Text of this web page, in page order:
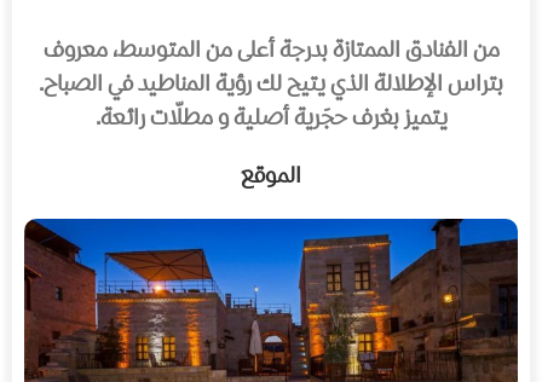
من الفنادق الممتازة بدرجة أعلى من المتوسط، معروف
بتراس الإطلالة الذي يتيح لك رؤية المناطيد في الصباح.
يتميز بغرف حجَرية أصلية و مطلّات رائعة.
الموقع